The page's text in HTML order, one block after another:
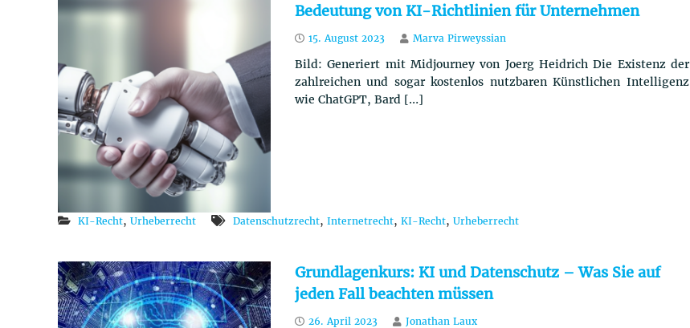
Bedeutung von KI-Richtlinien für Unternehmen
15. August 2023 Marva Pirweyssian
Bild: Generiert mit Midjourney von Joerg Heidrich Die Existenz der
zahlreichen und sogar kostenlos nutzbaren Künstlichen Intelligenz
wie ChatGPT, Bard […]
KI-Recht, Urheberrecht Datenschutzrecht, Internetrecht, KI-Recht, Urheberrecht
Grundlagenkurs: KI und Datenschutz – Was Sie auf
jeden Fall beachten müssen
26. April 2023 Jonathan Laux